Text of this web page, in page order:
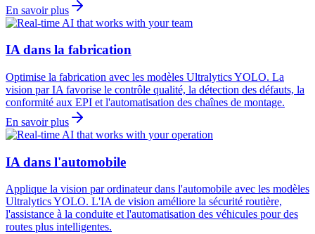
En savoir plus
IA dans la fabrication
Optimise la fabrication avec les modèles Ultralytics YOLO. La
vision par IA favorise le contrôle qualité, la détection des défauts, la
conformité aux EPI et l'automatisation des chaînes de montage.
En savoir plus
IA dans l'automobile
Applique la vision par ordinateur dans l'automobile avec les modèles
Ultralytics YOLO. L'IA de vision améliore la sécurité routière,
l'assistance à la conduite et l'automatisation des véhicules pour des
routes plus intelligentes.